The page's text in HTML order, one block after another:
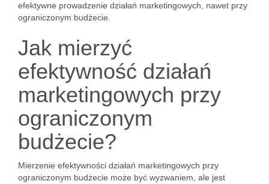
efektywne prowadzenie działań marketingowych, nawet przy
ograniczonym budżecie.
Jak mierzyć
efektywność działań
marketingowych przy
ograniczonym
budżecie?
Mierzenie efektywności działań marketingowych przy
ograniczonym budżecie może być wyzwaniem, ale jest